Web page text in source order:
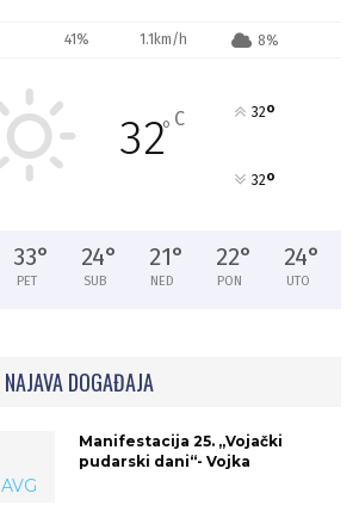
41% 1.1km/h 8%
32° C 32°
32°
33°
PET
24°
SUB
21°
NED
22°
PON
24°
UTO
NAJAVA DOGAĐAJA
AVG
Manifestacija 25. „Vojački
pudarski dani“- Vojka